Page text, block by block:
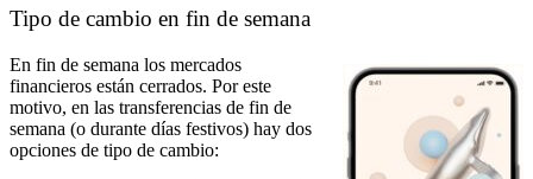
Tipo de cambio en fin de semana
En fin de semana los mercados
financieros están cerrados. Por este
motivo, en las transferencias de fin de
semana (o durante días festivos) hay dos
opciones de tipo de cambio: